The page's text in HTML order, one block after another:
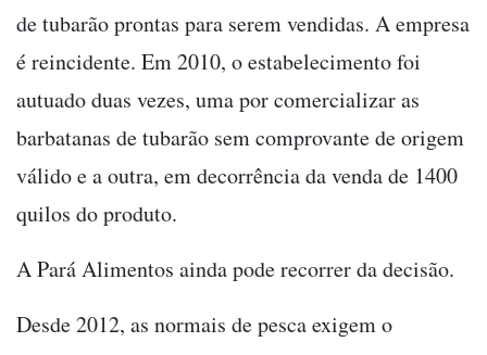
de tubarão prontas para serem vendidas. A empresa
é reincidente. Em 2010, o estabelecimento foi
autuado duas vezes, uma por comercializar as
barbatanas de tubarão sem comprovante de origem
válido e a outra, em decorrência da venda de 1400
quilos do produto.
A Pará Alimentos ainda pode recorrer da decisão.
Desde 2012, as normais de pesca exigem o